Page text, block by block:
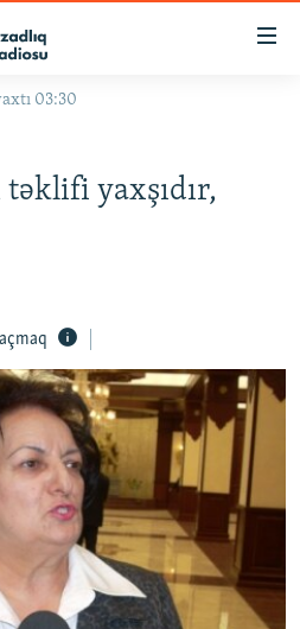
STANDARTLARIMIZ
03:30
təklifi yaxşıdır,